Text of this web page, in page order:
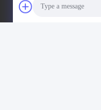
우리 주소